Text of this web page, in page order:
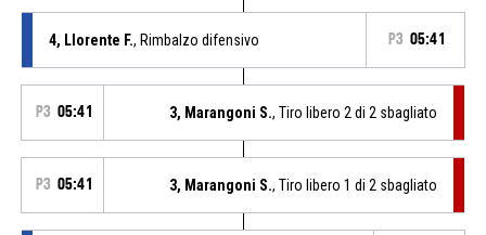
4, Llorente F., Rimbalzo difensivo P3 05:41
P3 05:41 3, Marangoni S., Tiro libero 2 di 2 sbagliato
P3 05:41 3, Marangoni S., Tiro libero 1 di 2 sbagliato